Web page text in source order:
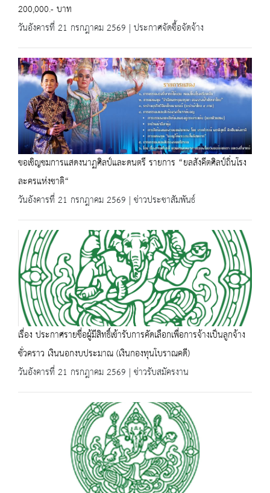
200,000.- บาท
วันอังคารที่ 21 กรกฎาคม 2569 | ประกาศจัดซื้อจัดจ้าง
ขอเชิญชมการแสดงนาฏศิลป์และดนตรี รายการ “ยลสังคีตศิลป์ถิ่นโรง
ละครแห่งชาติ“
วันอังคารที่ 21 กรกฎาคม 2569 | ข่าวประชาสัมพันธ์
เรื่อง ประกาศรายชื่อผู้มีสิทธิ์เข้ารับการคัดเลือกเพื่อการจ้างเป็นลูกจ้าง
ชั่วคราว เงินนอกงบประมาณ (เงินกองทุนโบราณคดี)
วันอังคารที่ 21 กรกฎาคม 2569 | ข่าวรับสมัครงาน